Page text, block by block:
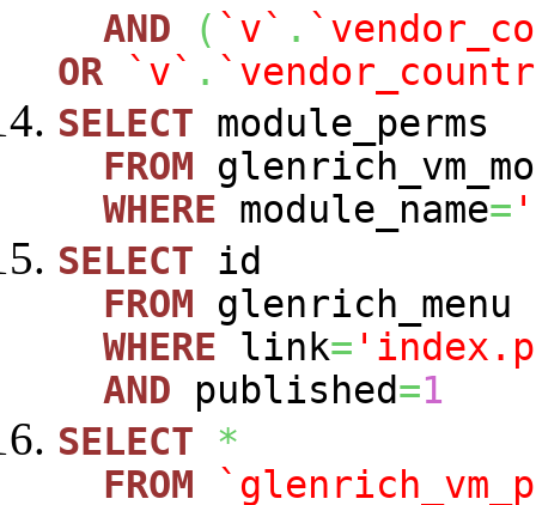
AND
( `v` .
OR
`v` .
SELECT module_perms
FROM
WHERE module_name=
SELECT id
FROM glenrich_menu
WHERE link=
AND published=1
SELECT
*
FROM